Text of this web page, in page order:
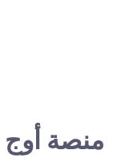
منصة أوج